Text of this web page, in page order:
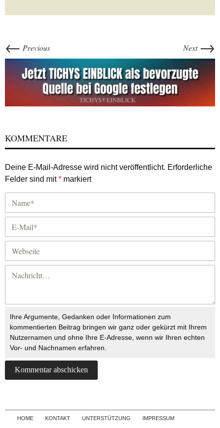
← Previous Next →
KOMMENTARE
Deine E-Mail-Adresse wird nicht veröffentlicht. Erforderliche
Felder sind mit* markiert
Ihre Argumente, Gedanken oder Informationen zum
kommentierten Beitrag bringen wir ganz oder gekürzt mit Ihrem
Nutzernamen und ohne Ihre E-Adresse, wenn wir Ihren echten
Vor- und Nachnamen erfahren.
Skip to content
HOME KONTAKT UNTERSTÜTZUNG
IMPRESSUM